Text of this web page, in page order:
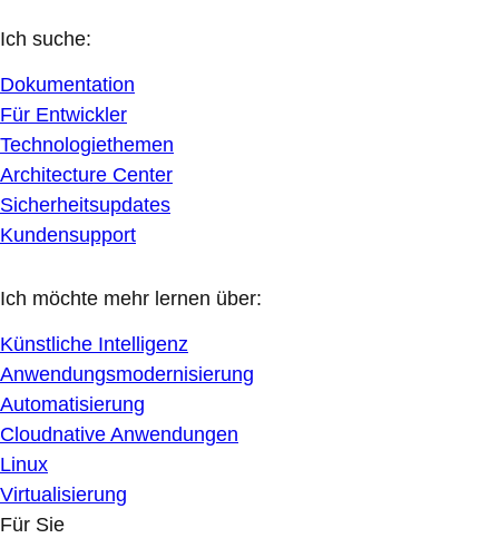
Ich suche:
Dokumentation
Für Entwickler
Technologiethemen
Architecture Center
Sicherheitsupdates
Kundensupport
Ich möchte mehr lernen über:
Künstliche Intelligenz
Anwendungsmodernisierung
Automatisierung
Cloudnative Anwendungen
Linux
Virtualisierung
Für Sie